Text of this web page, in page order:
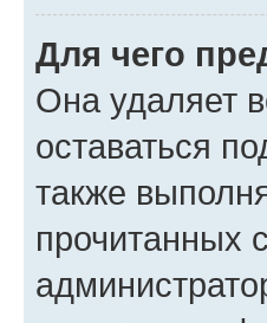
Для чего
Она удаляет
оставаться
также
прочитанных